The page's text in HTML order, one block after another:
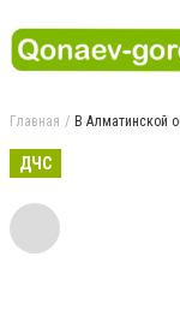
Главная В Алматинской
ДЧС